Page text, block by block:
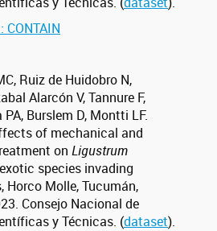
Ruiz de Huidobro N,
Alarcón V, Tannure F,
Burslem D, Montti LF.
of mechanical and
on Ligustrum
species invading
Molle, Tucumán,
Consejo Nacional de
y Técnicas. (dataset).